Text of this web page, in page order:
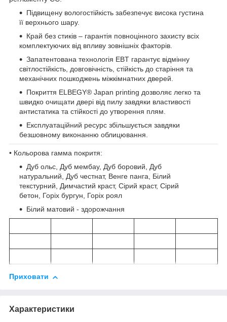
Підвищену вологостійкість забезпечує висока густина
її верхнього шару.
Край без стиків – гарантія повноцінного захисту всіх
комплектуючих від впливу зовнішніх факторів.
Запатентована технологія EBT гарантує відмінну
світлостійкість, довговічність, стійкість до старіння та
механічних пошкоджень міжкімнатних дверей.
Покриття ELBEGY® Japan printing дозволяє легко та
швидко очищати двері від пилу завдяки властивості
антистатика та стійкості до утворення плям.
Експлуатаційний ресурс збільшується завдяки
безшовному виконанню облицювання.
• Кольорова гамма покритя:
Дуб ольс, Дуб мембау, Дуб боровий, Дуб
натуральний, Дуб честнат, Венге панга, Білий
текстурний, Димчастий краст, Сірий краст, Сірий
бетон, Горіх бургун, Горіх роял
Білий матовий - здорожчання
Приховати
Характеристики